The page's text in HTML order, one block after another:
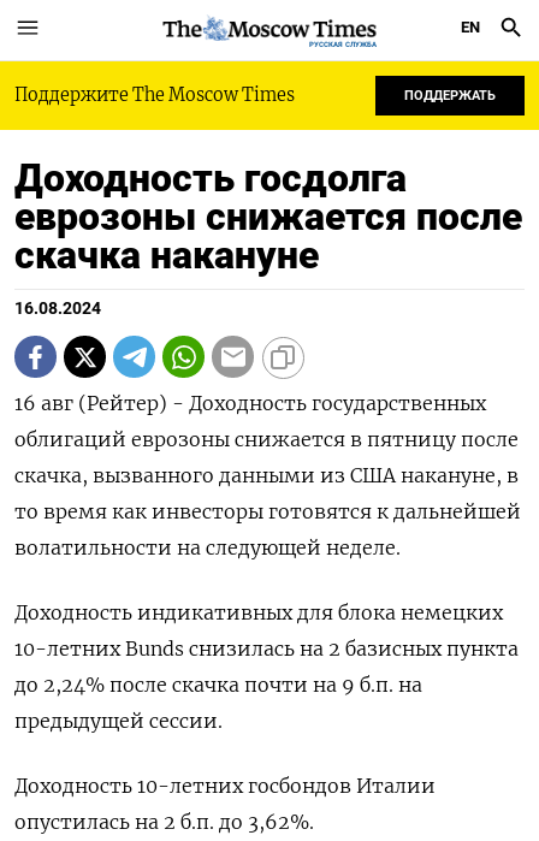
РУССКАЯ СЛУЖБА
EN
Поддержите The Moscow Times ПОДДЕРЖАТЬ
Доходность госдолга
еврозоны снижается после
скачка накануне
16.08.2024
16 авг (Рейтер) - Доходность государственных
облигаций еврозоны снижается в пятницу после
скачка, вызванного данными из США накануне, в
то время как инвесторы готовятся к дальнейшей
волатильности на следующей неделе.
Доходность индикативных для блока немецких
10-летних Bunds снизилась на 2 базисных пункта
до 2,24% после скачка почти на 9 б.п. на
предыдущей сессии.
Доходность 10-летних госбондов Италии
опустилась на 2 б.п. до 3,62%.